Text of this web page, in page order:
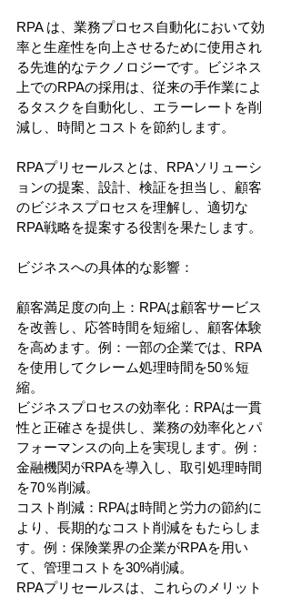
RPA は、業務プロセス自動化において効
率と生産性を向上させるために使用され
る先進的なテクノロジーです。ビジネス
上でのRPAの採用は、従来の手作業によ
るタスクを自動化し、エラーレートを削
減し、時間とコストを節約します。
RPAプリセールスとは、RPAソリューシ
ョンの提案、設計、検証を担当し、顧客
のビジネスプロセスを理解し、適切な
RPA戦略を提案する役割を果たします。
ビジネスへの具体的な影響：
顧客満足度の向上：RPAは顧客サービス
を改善し、応答時間を短縮し、顧客体験
を高めます。例：一部の企業では、RPA
を使用してクレーム処理時間を50％短
縮。
ビジネスプロセスの効率化：RPAは一貫
性と正確さを提供し、業務の効率化とパ
フォーマンスの向上を実現します。例：
金融機関がRPAを導入し、取引処理時間
を70％削減。
コスト削減：RPAは時間と労力の節約に
より、長期的なコスト削減をもたらしま
す。例：保険業界の企業がRPAを用い
て、管理コストを30%削減。
RPAプリセールスは、これらのメリット